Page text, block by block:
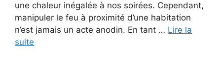
une chaleur inégalée à nos soirées. Cependant,
manipuler le feu à proximité d’une habitation
n’est jamais un acte anodin. En tant … Lire la
suite